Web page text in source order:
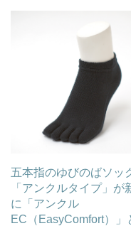
五本指のゆびのばソッ
「アンクルタイプ」が
に「アンクル
EC（EasyComfort）」